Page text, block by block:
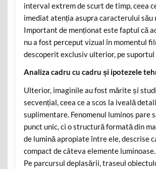
interval extrem de scurt de timp, ceea
imediat atenția asupra caracterului său
Important de menționat este faptul că
nu a fost perceput vizual în momentul
descoperit exclusiv ulterior, pe suportul
Analiza cadru cu cadru și ipotezele
Ulterior, imaginile au fost mărite și
secvențial, ceea ce a scos la iveală
suplimentare. Fenomenul luminos pare
punct unic, ci o structură formată din
de lumină apropiate între ele, descrise
compact de câteva elemente luminoase.
Pe parcursul deplasării, traseul